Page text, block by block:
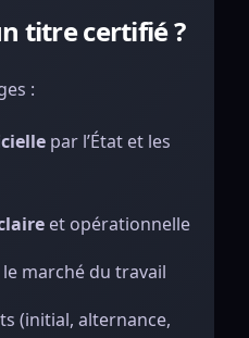
titre certifié ?
:
par l’État et les
et opérationnelle
marché du travail
(initial, alternance,